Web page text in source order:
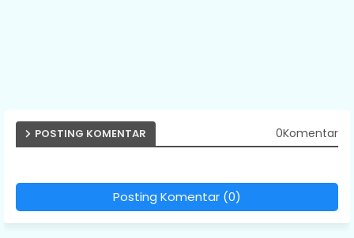
POSTING KOMENTAR 0Komentar
Posting Komentar (0)